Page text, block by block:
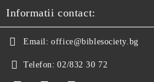
Informatii contact:
Email: office@biblesociety.bg
Telefon: 02/832 30 72